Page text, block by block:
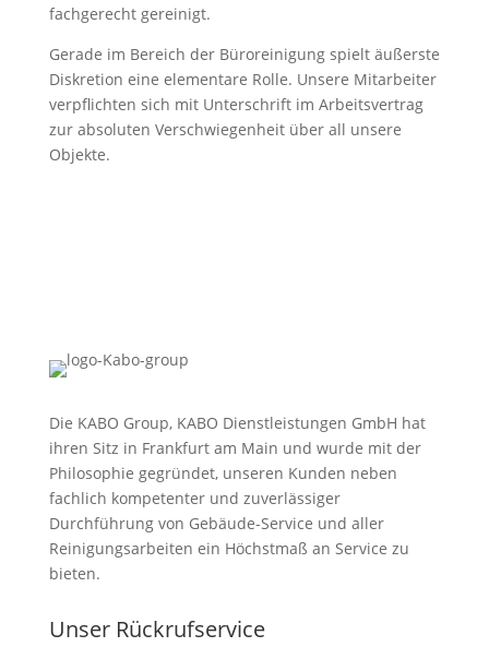
fachgerecht gereinigt.
Gerade im Bereich der Büroreinigung spielt äußerste
Diskretion eine elementare Rolle. Unsere Mitarbeiter
verpflichten sich mit Unterschrift im Arbeitsvertrag
zur absoluten Verschwiegenheit über all unsere
Objekte.
Die KABO Group, KABO Dienstleistungen GmbH hat
ihren Sitz in Frankfurt am Main und wurde mit der
Philosophie gegründet, unseren Kunden neben
fachlich kompetenter und zuverlässiger
Durchführung von Gebäude-Service und aller
Reinigungsarbeiten ein Höchstmaß an Service zu
bieten.
Unser Rückruf­service